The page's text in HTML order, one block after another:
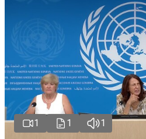
1 1 1